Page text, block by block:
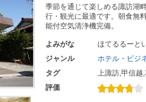
季節を通じて楽しめる諏訪湖
行・観光に最適です。朝食無
能付空気清浄機完備。
よみがな
ほてるるーと
ジャンル
ホテル・ビジ
タグ
上諏訪,甲信越,
評価